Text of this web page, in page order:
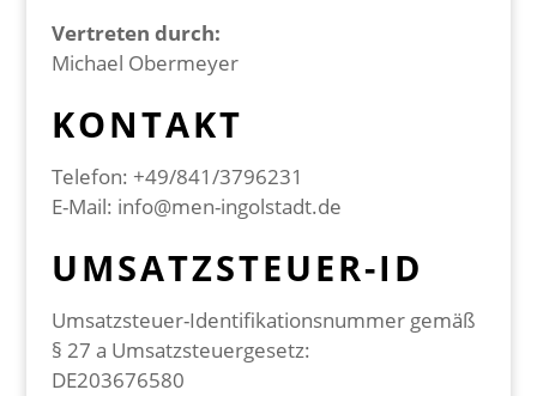
Vertreten durch:
Michael Obermeyer
KONTAKT
Telefon: +49/841/3796231
E-Mail: info@men-ingolstadt.de
UMSATZSTEUER-ID
Umsatzsteuer-Identifikationsnummer gemäß
§ 27 a Umsatzsteuergesetz:
DE203676580